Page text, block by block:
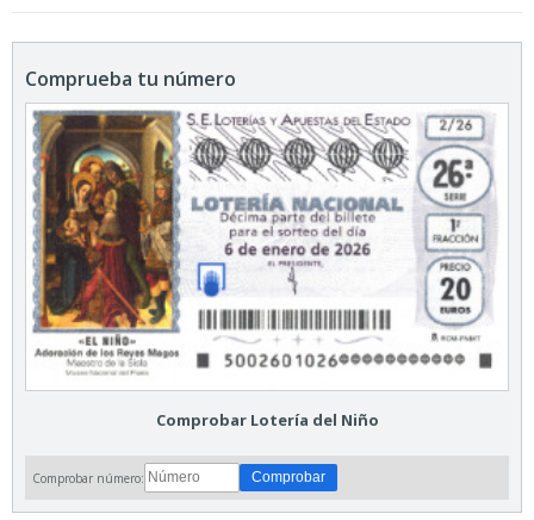
Comprueba tu número
Comprobar Lotería del Niño
Comprobar número: